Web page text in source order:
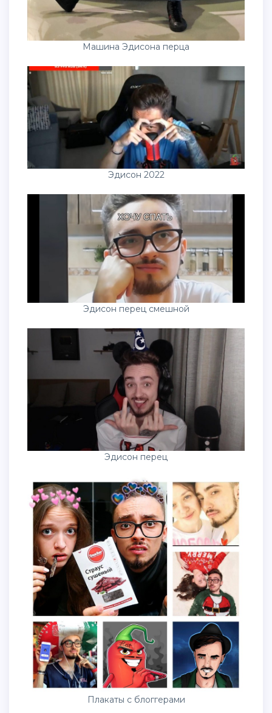
Машина Эдисона перца
Эдисон 2022
Эдисон перец смешной
Эдисон перец
Плакаты с блоггерами